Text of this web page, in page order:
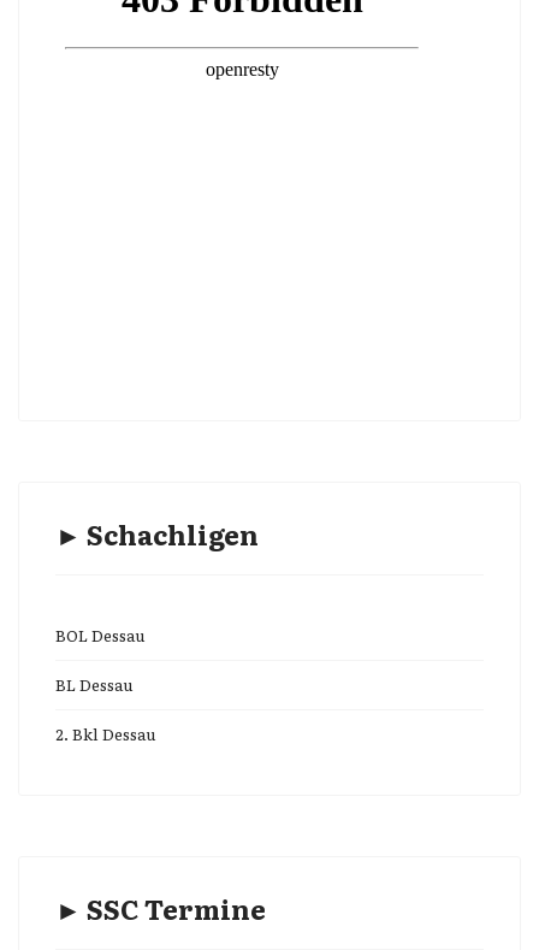
► Schachligen
BOL Dessau
BL Dessau
2. Bkl Dessau
► SSC Termine